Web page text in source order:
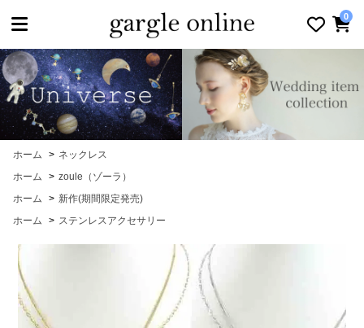
0
ホーム > ネックレス
ホーム
> zoule（ゾーラ）
ホーム
> 新作(期間限定発売)
ホーム
> ステンレスアクセサリー